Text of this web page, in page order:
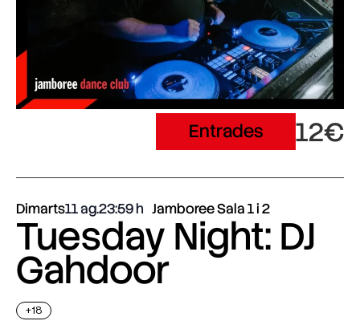
Entrades 12€
Dimarts11 ag.23:59 Jamboree Sala 1 i 2
Tuesday Night: DJ
Gahdoor
+18